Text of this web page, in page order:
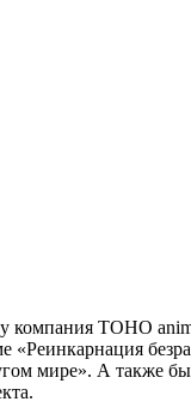
компания TOHO
«Реинкарнация
мире». А также